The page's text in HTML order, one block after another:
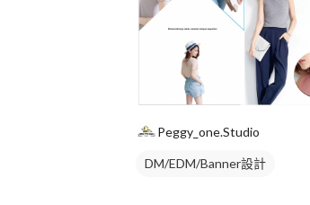
Peggy_one.Studio
DM/EDM/Banner設計